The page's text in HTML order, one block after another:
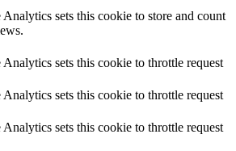
Analytics sets this cookie to store and count
Analytics sets this cookie to throttle request
Analytics sets this cookie to throttle request
Analytics sets this cookie to throttle request